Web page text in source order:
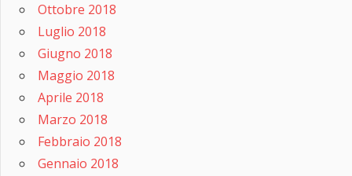
Ottobre 2018
Luglio 2018
Giugno 2018
Maggio 2018
Aprile 2018
Marzo 2018
Febbraio 2018
Gennaio 2018